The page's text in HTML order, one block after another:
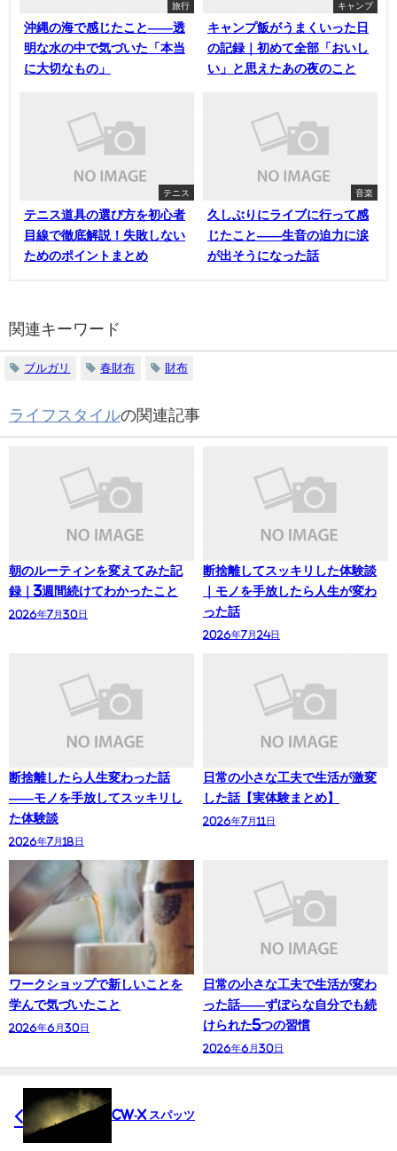
旅行
沖縄の海で感じたこと——透
明な水の中で気づいた「本当
に大切なもの」
キャンプ
キャンプ飯がうまくいった日
の記録｜初めて全部「おいし
い」と思えたあの夜のこと
テニス
テニス道具の選び方を初心者
目線で徹底解説！失敗しない
ためのポイントまとめ
音楽
久しぶりにライブに行って感
じたこと——生音の迫力に涙
が出そうになった話
関連キーワード
ブルガリ 春財布 財布
ライフスタイルの関連記事
朝のルーティンを変えてみた記
録｜3週間続けてわかったこと
2026年7月30日
断捨離してスッキリした体験談
｜モノを手放したら人生が変わ
った話
2026年7月24日
断捨離したら人生変わった話
——モノを手放してスッキリし
た体験談
2026年7月18日
日常の小さな工夫で生活が激変
した話【実体験まとめ】
2026年7月11日
ワークショップで新しいことを
学んで気づいたこと
2026年6月30日
日常の小さな工夫で生活が変わ
った話——ずぼらな自分でも続
けられた5つの習慣
2026年6月30日
CW-X スパッツ